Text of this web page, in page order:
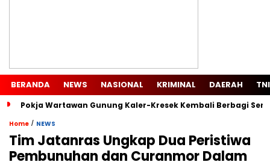
BERANDA NEWS NASIONAL KRIMINAL DAERAH
Pokja Wartawan Gunung Kaler-Kresek Kembali Berbagi
Home / NEWS
Tim Jatanras Ungkap Dua Peristiwa
Pembunuhan dan Curanmor Dalam